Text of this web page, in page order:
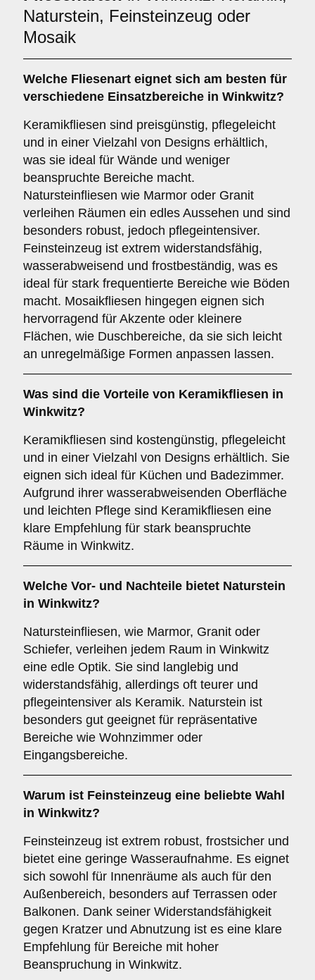
Naturstein, Feinsteinzeug oder
Mosaik
Welche Fliesenart eignet sich am besten für
verschiedene Einsatzbereiche in Winkwitz?
Keramikfliesen sind preisgünstig, pflegeleicht
und in einer Vielzahl von Designs erhältlich,
was sie ideal für Wände und weniger
beanspruchte Bereiche macht.
Natursteinfliesen wie Marmor oder Granit
verleihen Räumen ein edles Aussehen und sind
besonders robust, jedoch pflegeintensiver.
Feinsteinzeug ist extrem widerstandsfähig,
wasserabweisend und frostbeständig, was es
ideal für stark frequentierte Bereiche wie Böden
macht. Mosaikfliesen hingegen eignen sich
hervorragend für Akzente oder kleinere
Flächen, wie Duschbereiche, da sie sich leicht
an unregelmäßige Formen anpassen lassen.
Was sind die Vorteile von Keramikfliesen in
Winkwitz?
Keramikfliesen sind kostengünstig, pflegeleicht
und in einer Vielzahl von Designs erhältlich. Sie
eignen sich ideal für Küchen und Badezimmer.
Aufgrund ihrer wasserabweisenden Oberfläche
und leichten Pflege sind Keramikfliesen eine
klare Empfehlung für stark beanspruchte
Räume in Winkwitz.
Welche Vor- und Nachteile bietet Naturstein
in Winkwitz?
Natursteinfliesen, wie Marmor, Granit oder
Schiefer, verleihen jedem Raum in Winkwitz
eine edle Optik. Sie sind langlebig und
widerstandsfähig, allerdings oft teurer und
pflegeintensiver als Keramik. Naturstein ist
besonders gut geeignet für repräsentative
Bereiche wie Wohnzimmer oder
Eingangsbereiche.
Warum ist Feinsteinzeug eine beliebte Wahl
in Winkwitz?
Feinsteinzeug ist extrem robust, frostsicher und
bietet eine geringe Wasseraufnahme. Es eignet
sich sowohl für Innenräume als auch für den
Außenbereich, besonders auf Terrassen oder
Balkonen. Dank seiner Widerstandsfähigkeit
gegen Kratzer und Abnutzung ist es eine klare
Empfehlung für Bereiche mit hoher
Beanspruchung in Winkwitz.